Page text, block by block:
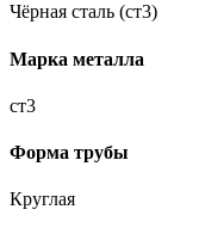
Чёрная сталь (ст3)
Марка металла
ст3
Форма трубы
Круглая